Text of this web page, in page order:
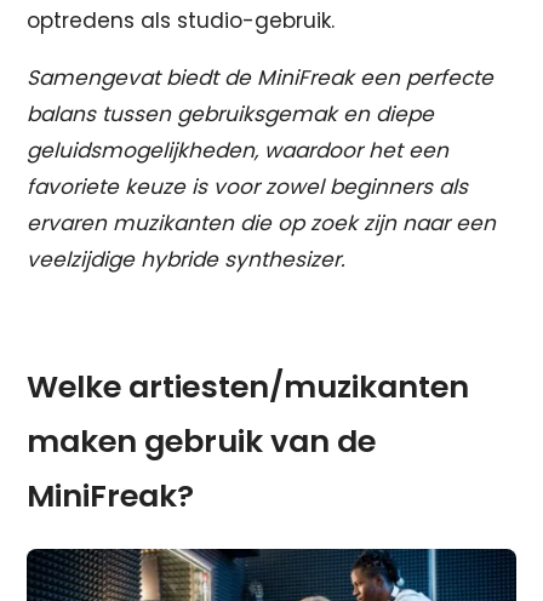
optredens als studio-gebruik.
Samengevat biedt de MiniFreak een perfecte
balans tussen gebruiksgemak en diepe
geluidsmogelijkheden, waardoor het een
favoriete keuze is voor zowel beginners als
ervaren muzikanten die op zoek zijn naar een
veelzijdige hybride synthesizer.
Welke artiesten/muzikanten
maken gebruik van de
MiniFreak?